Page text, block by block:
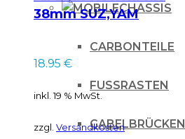
CHASSIS
CARBONTEILE
FUSSRASTEN
GABELBRÜCKEN
38mm SUZ,YAM
18.95 €
inkl. 19 % MwSt.
zzgl. Versandkosten